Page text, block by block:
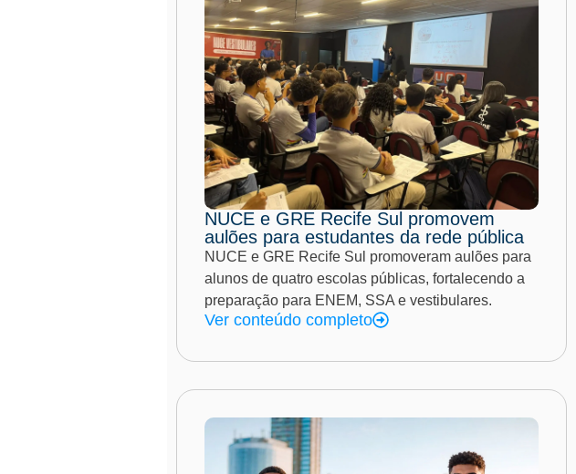
NUCE e GRE Recife Sul promovem
aulões para estudantes da rede pública
NUCE e GRE Recife Sul promoveram aulões para
alunos de quatro escolas públicas, fortalecendo a
preparação para ENEM, SSA e vestibulares.
Ver conteúdo completo